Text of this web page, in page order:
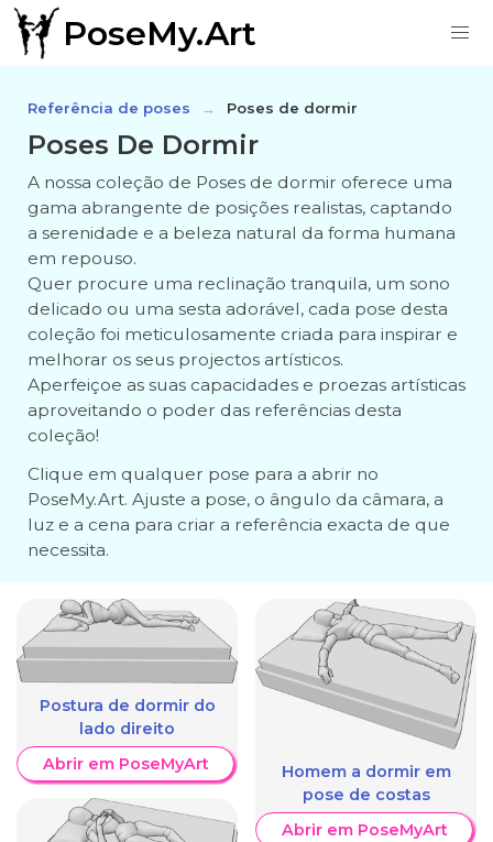
PoseMy.Art
Referência de poses Poses de dormir
Poses De Dormir
A nossa coleção de Poses de dormir oferece uma
gama abrangente de posições realistas, captando
a serenidade e a beleza natural da forma humana
em repouso.
Quer procure uma reclinação tranquila, um sono
delicado ou uma sesta adorável, cada pose desta
coleção foi meticulosamente criada para inspirar e
melhorar os seus projectos artísticos.
Aperfeiçoe as suas capacidades e proezas artísticas
aproveitando o poder das referências desta
coleção!
Clique em qualquer pose para a abrir no
PoseMy.Art. Ajuste a pose, o ângulo da câmara, a
luz e a cena para criar a referência exacta de que
necessita.
Postura de dormir do
lado direito
Abrir em PoseMyArt
Homem a dormir em
pose de costas
Abrir em PoseMyArt